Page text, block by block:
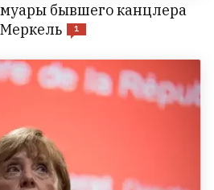
бывшего канцлера
1